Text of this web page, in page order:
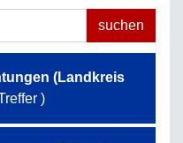
(Landkreis
)